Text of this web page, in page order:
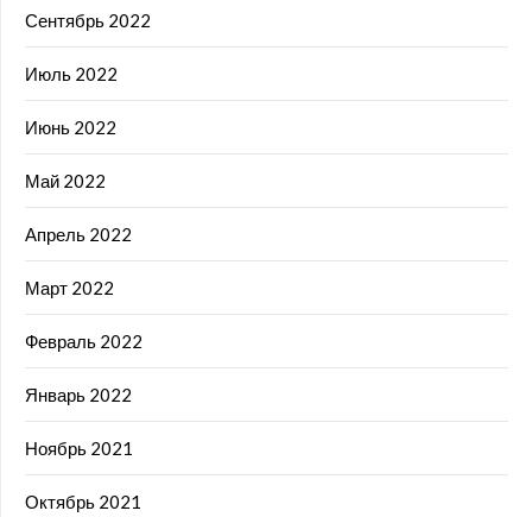
Сентябрь 2022
Июль 2022
Июнь 2022
Май 2022
Апрель 2022
Март 2022
Февраль 2022
Январь 2022
Ноябрь 2021
Октябрь 2021